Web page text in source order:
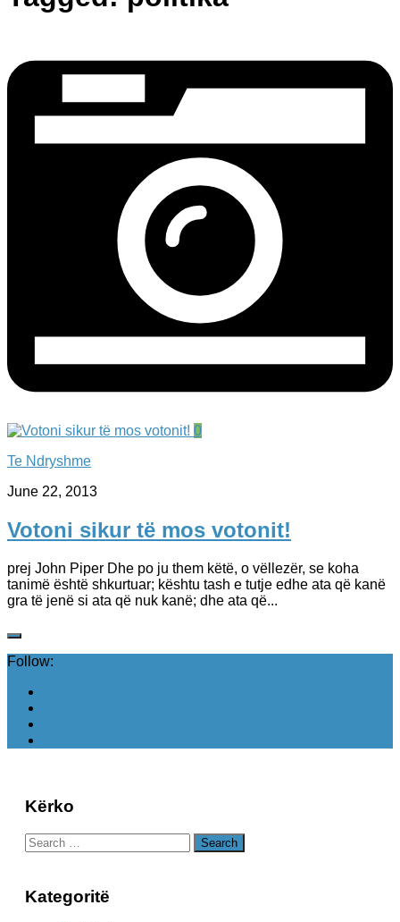
0
Te Ndryshme
June 22, 2013
Votoni sikur të mos votonit!
prej John Piper Dhe po ju them këtë, o vëllezër, se koha
tanimë është shkurtuar; kështu tash e tutje edhe ata që kanë
gra të jenë si ata që nuk kanë; dhe ata që...
Follow:
Kërko
Search
for:
Kategoritë